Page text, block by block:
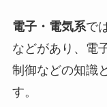
電子・電気系で
などがあり、電
制御などの知識
す。